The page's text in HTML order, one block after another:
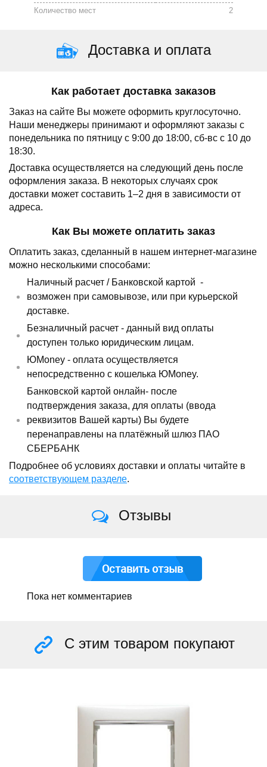
Количество мест
2
Доставка и оплата
Как работает доставка заказов
Заказ на сайте Вы можете оформить круглосуточно.
Наши менеджеры принимают и оформляют заказы с
понедельника по пятницу с 9:00 до 18:00, сб-вс с 10 до
18:30.
Доставка осуществляется на следующий день после
оформления заказа. В некоторых случаях срок
доставки может составить 1–2 дня в зависимости от
адреса.
Как Вы можете оплатить заказ
Оплатить заказ, сделанный в нашем интернет-магазине
можно несколькими способами:
Наличный расчет / Банковской картой -
возможен при самовывозе, или при курьерской
доставке.
Безналичный расчет - данный вид оплаты
доступен только юридическим лицам.
ЮMoney - оплата осуществляется
непосредственно с кошелька ЮMoney.
Банковской картой онлайн- после
подтверждения заказа, для оплаты (ввода
реквизитов Вашей карты) Вы будете
перенаправлены на платёжный шлюз ПАО
СБЕРБАНК
Подробнее об условиях доставки и оплаты читайте в
соответствующем разделе.
Отзывы
Оставить отзыв
Пока нет комментариев
С этим товаром покупают